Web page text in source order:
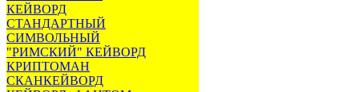
КЕЙВОРД
СТАНДАРТНЫЙ
СИМВОЛЬНЫЙ
"РИМСКИЙ" КЕЙВОРД
КРИПТОМАН
СКАНКЕЙВОРД